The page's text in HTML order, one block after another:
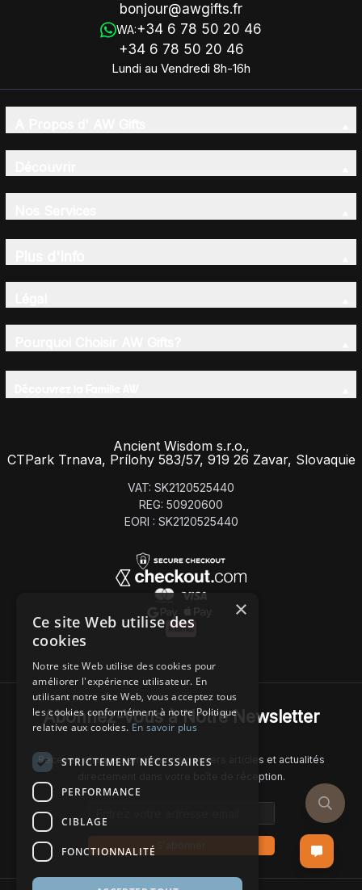
bonjour@awgifts.fr
WA:+34 6 78 50 20 46
+34 6 78 50 20 46
Lundi au Vendredi 8h-16h
Ancient Wisdom s.r.o.,
CTPark Trnava, Prílohy 583/57, 919 26 Zavar, Slovaquie
VAT: SK2120525440
REG: 50920600
EORI : SK2120525440
Abonnez-Vous à Notre Newsletter
Recevez chaque semaine nos derniers articles et actualités
directement dans votre boîte de réception.
×
Ce site Web utilise des
cookies
Notre site Web utilise des cookies pour
améliorer l'expérience utilisateur. En
utilisant notre site Web, vous acceptez tous
les cookies conformément à notre Politique
relative aux cookies.En savoir plus
STRICTEMENT NÉCESSAIRES
PERFORMANCE
CIBLAGE
FONCTIONNALITÉ